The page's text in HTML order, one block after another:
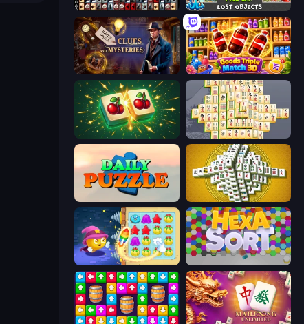
War Mahjong Find Me: Lost Objects
Hidden Object: Clues and Mysteries Goods Triple Match 3D
Mahjong Puzzle: Tile Match Mahjong Online
Mahjong Tower
Candy Riddles